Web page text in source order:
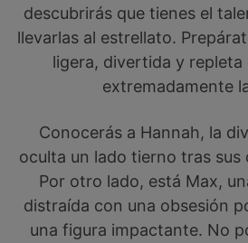
descubrirás que tienes el
llevarlas al estrellato.
ligera, divertida y
extremadamente
Conocerás a Hannah, la
oculta un lado tierno tras sus
Por otro lado, está Max,
distraída con una obsesión
una figura impactante. No